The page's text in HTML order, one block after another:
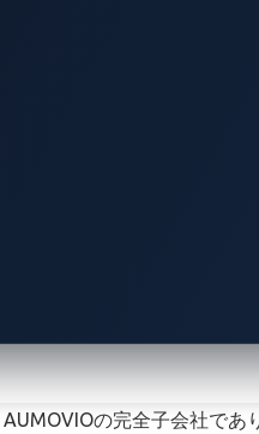
ト
り「
ーの市場投入期間短縮とい
をグローバルに提供する車
ラクチャソフトウェアやコ
ションを提供してきました
の完全子会社であ